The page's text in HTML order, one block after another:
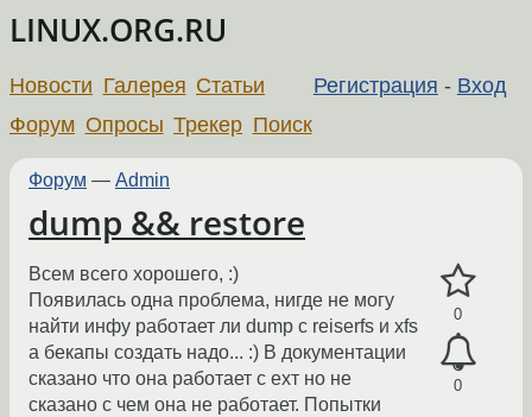
LINUX.ORG.RU
Регистрация - Вход
Новости Галерея Статьи
Форум Опросы Трекер Поиск
Форум — Admin
dump && restore
0
0
Всем всего хорошего, :)
Появилась одна проблема, нигде не могу
найти инфу работает ли dump с reiserfs и xfs
а бекапы создать надо... :) В документации
сказано что она работает с ехт но не
сказано с чем она не работает. Попытки